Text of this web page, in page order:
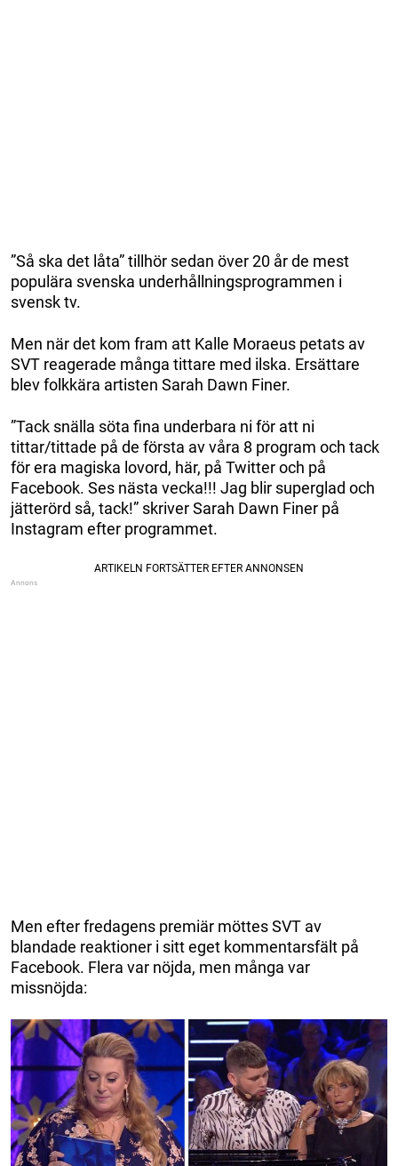
”Så ska det låta” tillhör sedan över 20 år de mest
populära svenska underhållningsprogrammen i
svensk tv.
Men när det kom fram att Kalle Moraeus petats av
SVT reagerade många tittare med ilska. Ersättare
blev folkkära artisten Sarah Dawn Finer.
”Tack snälla söta fina underbara ni för att ni
tittar/tittade på de första av våra 8 program och tack
för era magiska lovord, här, på Twitter och på
Facebook. Ses nästa vecka!!! Jag blir superglad och
jätterörd så, tack!” skriver Sarah Dawn Finer på
Instagram efter programmet.
Men efter fredagens premiär möttes SVT av
blandade reaktioner i sitt eget kommentarsfält på
Facebook. Flera var nöjda, men många var
missnöjda: